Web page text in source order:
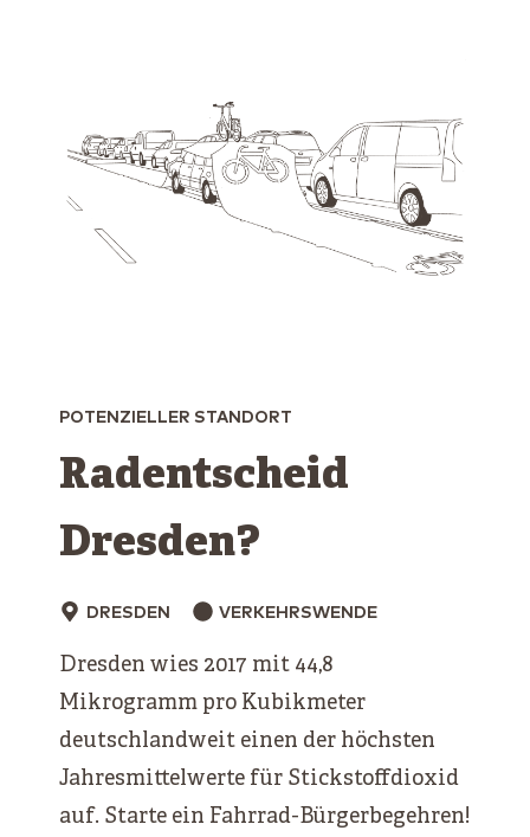
POTENZIELLER STANDORT
Radentscheid
Dresden?
DRESDEN VERKEHRSWENDE
Dresden wies 2017 mit 44,8
Mikrogramm pro Kubikmeter
deutschlandweit einen der höchsten
Jahresmittelwerte für Stickstoffdioxid
auf. Starte ein Fahrrad-Bürgerbegehren!